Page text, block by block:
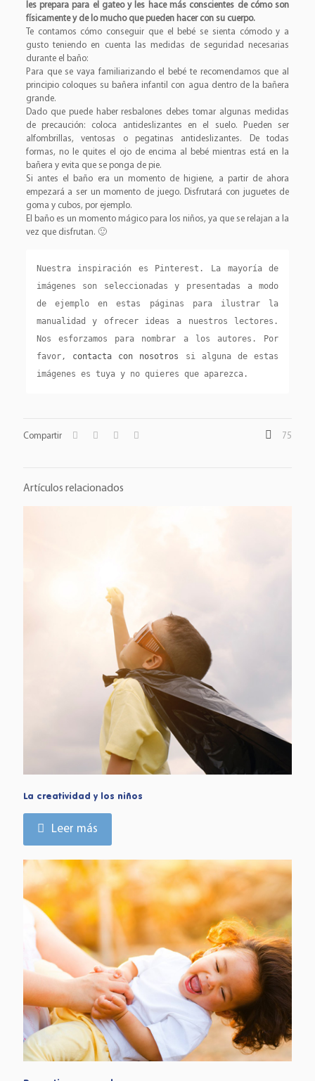
les prepara para el gateo y les hace más conscientes de cómo son
físicamente y de lo mucho que pueden hacer con su cuerpo.
Te contamos cómo conseguir que el bebé se sienta cómodo y a
gusto teniendo en cuenta las medidas de seguridad necesarias
durante el baño:
Para que se vaya familiarizando el bebé te recomendamos que al
principio coloques su bañera infantil con agua dentro de la bañera
grande.
Dado que puede haber resbalones debes tomar algunas medidas
de precaución: coloca antideslizantes en el suelo. Pueden ser
alfombrillas, ventosas o pegatinas antideslizantes. De todas
formas, no le quites el ojo de encima al bebé mientras está en la
bañera y evita que se ponga de pie.
Si antes el baño era un momento de higiene, a partir de ahora
empezará a ser un momento de juego. Disfrutará con juguetes de
goma y cubos, por ejemplo.
El baño es un momento mágico para los niños, ya que se relajan a la
vez que disfrutan. 🙂
Nuestra inspiración es Pinterest. La mayoría de
imágenes son seleccionadas y presentadas a modo
de ejemplo en estas páginas para ilustrar la
manualidad y ofrecer ideas a nuestros lectores.
Nos esforzamos para nombrar a los autores. Por
favor, contacta con nosotros
si alguna de estas
imágenes es tuya y no quieres que aparezca.
Compartir 75
Artículos relacionados
La creatividad y los niños
Leer más